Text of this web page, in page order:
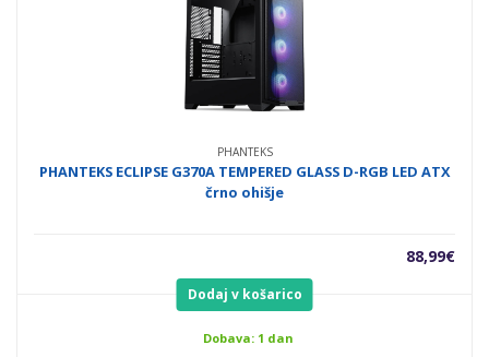
PHANTEKS
PHANTEKS ECLIPSE G370A TEMPERED GLASS D-RGB LED ATX
črno ohišje
88,99€
Dodaj v košarico
Dobava: 1 dan